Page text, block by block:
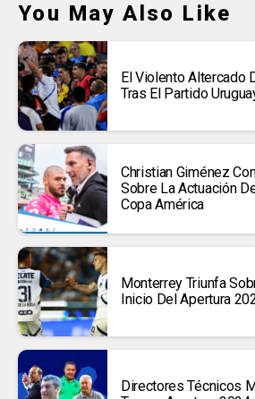
You May Also Like
El Violento Altercado
Tras El Partido
Christian Giménez
Sobre La Actuación
Copa América
Monterrey Triunfa
Inicio Del Apertura
Directores Técnicos